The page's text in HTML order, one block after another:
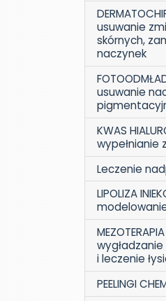
usuwanie
skórnych,
naczynek
usuwanie
KWAS
wypełnianie
Leczenie
LIPOLIZA
i leczenie
PEELINGI